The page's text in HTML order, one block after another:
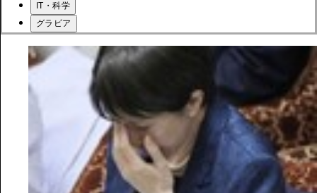
IT・科学
グラビア